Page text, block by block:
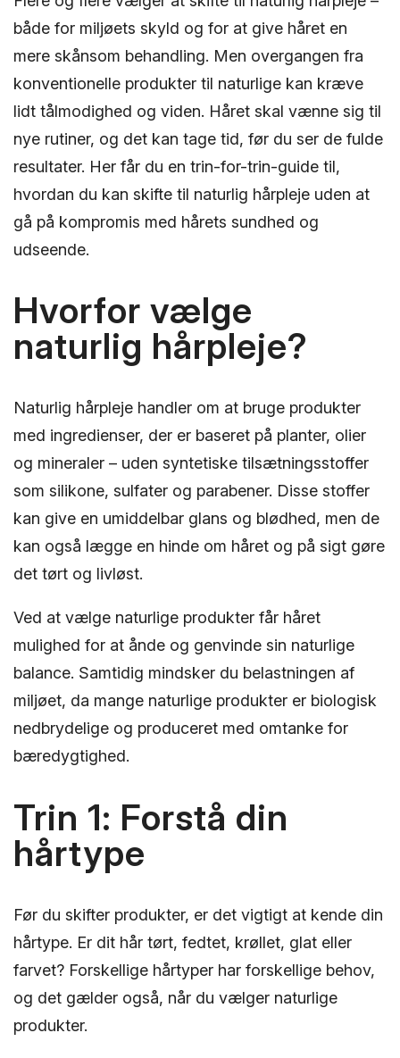
både for miljøets skyld og for at give håret en
mere skånsom behandling. Men overgangen fra
konventionelle produkter til naturlige kan kræve
lidt tålmodighed og viden. Håret skal vænne sig til
nye rutiner, og det kan tage tid, før du ser de fulde
resultater. Her får du en trin-for-trin-guide til,
hvordan du kan skifte til naturlig hårpleje uden at
gå på kompromis med hårets sundhed og
udseende.
Hvorfor vælge
naturlig hårpleje?
Naturlig hårpleje handler om at bruge produkter
med ingredienser, der er baseret på planter, olier
og mineraler – uden syntetiske tilsætningsstoffer
som silikone, sulfater og parabener. Disse stoffer
kan give en umiddelbar glans og blødhed, men de
kan også lægge en hinde om håret og på sigt gøre
det tørt og livløst.
Ved at vælge naturlige produkter får håret
mulighed for at ånde og genvinde sin naturlige
balance. Samtidig mindsker du belastningen af
miljøet, da mange naturlige produkter er biologisk
nedbrydelige og produceret med omtanke for
bæredygtighed.
Trin 1: Forstå din
hårtype
Før du skifter produkter, er det vigtigt at kende din
hårtype. Er dit hår tørt, fedtet, krøllet, glat eller
farvet? Forskellige hårtyper har forskellige behov,
og det gælder også, når du vælger naturlige
produkter.